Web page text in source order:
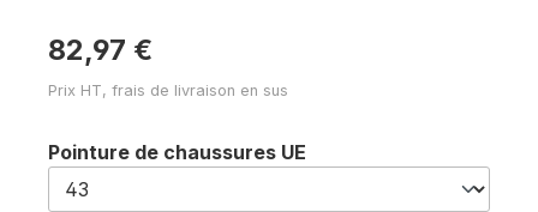
82,97 €
Prix HT, frais de livraison en sus
Sélectionnez
Pointure de chaussures UE